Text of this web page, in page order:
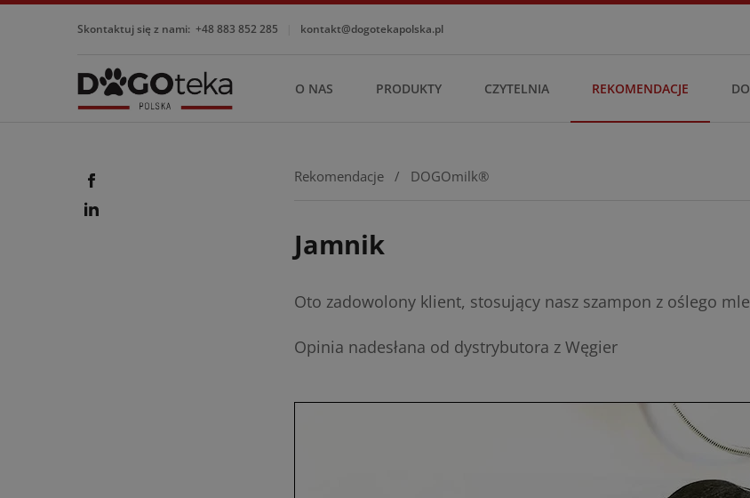
Skontaktuj się z nami: +48 883 852 285 kontakt@dogotekapolska.pl
O NAS PRODUKTY CZYTELNIA REKOMENDACJE
Rekomendacje / DOGOmilk®
Jamnik
Oto zadowolony klient, stosujący nasz szampon z oślego
Opinia nadesłana od dystrybutora z Węgier